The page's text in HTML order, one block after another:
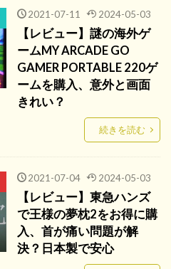
2021-07-11 2024-05-03
【レビュー】謎の海外ゲ
ームMY ARCADE GO
GAMER PORTABLE 220ゲ
ームを購入、意外と画面
きれい？
続きを読む
2021-07-04 2024-05-03
【レビュー】東急ハンズ
で王様の夢枕2をお得に購
入、首が痛い問題が解
決？日本製で安心